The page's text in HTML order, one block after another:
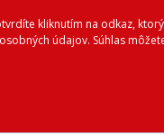
kliknutím na odkaz,
údajov. Súhlas